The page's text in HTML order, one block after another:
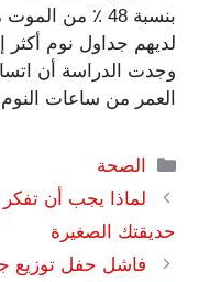
بنسبة 48 ٪ من
لديهم جداول نوم أكثر
وجدت الدراسة أن
العمر من ساعات
التصنيفات
الصحة
لماذا يجب أن تفكر
حديقتك الصغيرة